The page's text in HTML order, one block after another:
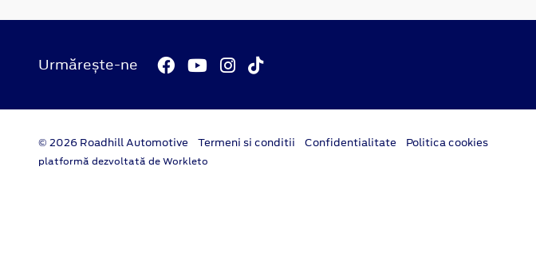
Urmărește-ne
© 2026 Roadhill Automotive Termeni si conditii Confidentialitate Politica cookies
platformă dezvoltată de Workleto